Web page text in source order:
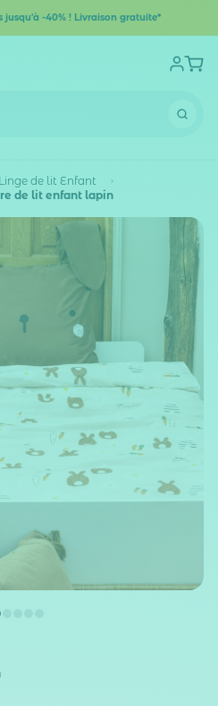
jusqu'à -40% ! Livraison gratuite*
Linge de lit Enfant
de lit enfant lapin